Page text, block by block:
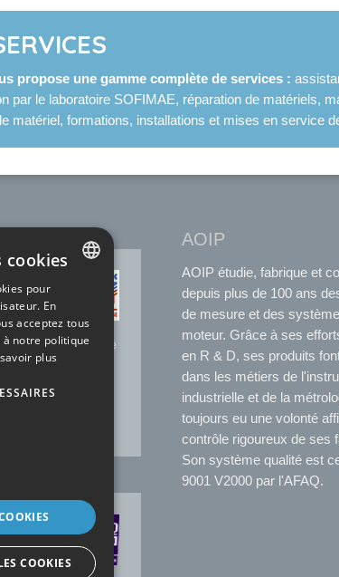
propose une gamme complète de services :
par le laboratoire SOFIMAE, réparation de matériels,
matériel, formations, installations et mises en service
Température
Electricité-Magnétisme
Temps Fréquence
Orangis
AOIP
AOIP étudie, fabrique et
depuis plus de 100 ans
de mesure et des
moteur. Grâce à ses
en R & D, ses produits
dans les métiers de
industrielle et de la
toujours eu une volonté
contrôle rigoureux de ses
Son système qualité est
9001 V2000 par l'AFAQ.
FRENCH
cookies
pour
En
acceptez tous
notre politique
plus
COOKIES